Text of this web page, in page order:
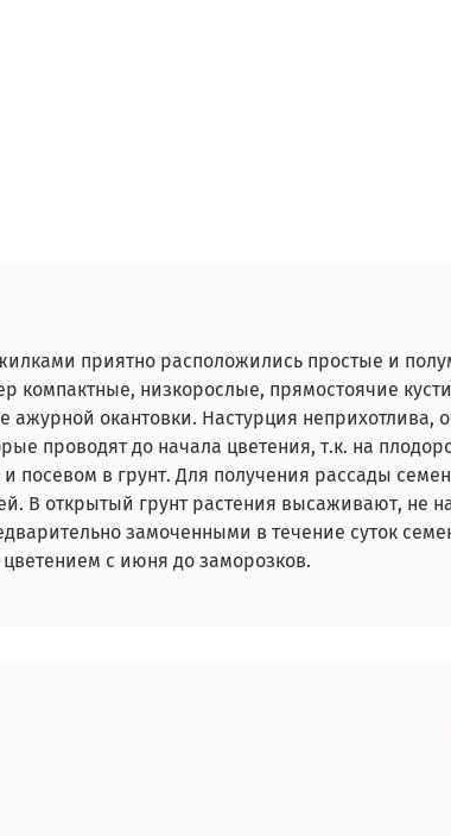
приятно расположились простые и
компактные, низкорослые, прямостоячие
окантовки. Настурция неприхотлива,
проводят до начала цветения, т.к. на
в грунт. Для получения рассады
В открытый грунт растения высаживают, не
замоченными в течение суток
с июня до заморозков.